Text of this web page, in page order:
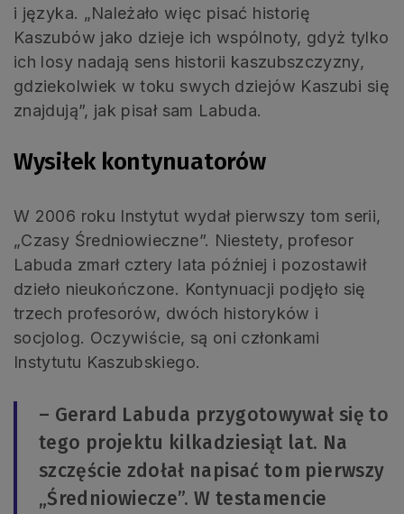
i języka. „Należało więc pisać historię
Kaszubów jako dzieje ich wspólnoty, gdyż tylko
ich losy nadają sens historii kaszubszczyzny,
gdziekolwiek w toku swych dziejów Kaszubi się
znajdują”, jak pisał sam Labuda.
Wysiłek kontynuatorów
W 2006 roku Instytut wydał pierwszy tom serii,
„Czasy Średniowieczne”. Niestety, profesor
Labuda zmarł cztery lata później i pozostawił
dzieło nieukończone. Kontynuacji podjęło się
trzech profesorów, dwóch historyków i
socjolog. Oczywiście, są oni członkami
Instytutu Kaszubskiego.
– Gerard Labuda przygotowywał się to
tego projektu kilkadziesiąt lat. Na
szczęście zdołał napisać tom pierwszy
„Średniowiecze”. W testamencie